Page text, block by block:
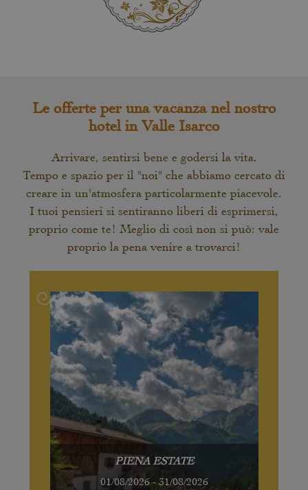
Le offerte per una vacanza nel nostro
hotel in Valle Isarco
Arrivare, sentirsi bene e godersi la vita.
Tempo e spazio per il "noi" che abbiamo cercato di
creare in un'atmosfera particolarmente piacevole.
I tuoi pensieri si sentiranno liberi di esprimersi,
proprio come te! Meglio di così non si può: vale
proprio la pena venire a trovarci!
PIENA ESTATE
01/08/2026 - 31/08/2026